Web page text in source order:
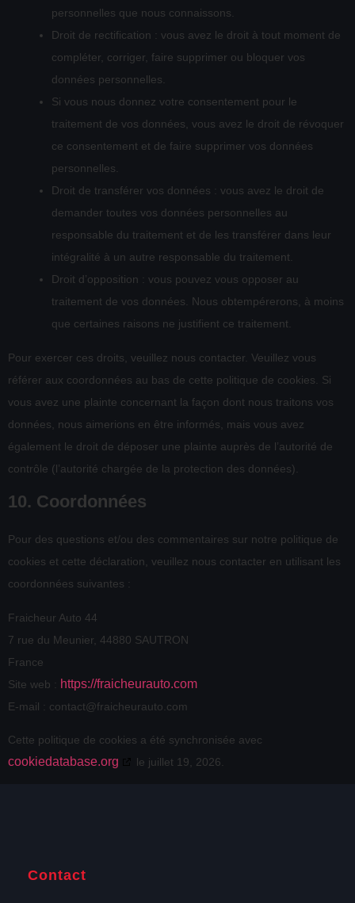
personnelles que nous connaissons.
Droit de rectification : vous avez le droit à tout moment de
compléter, corriger, faire supprimer ou bloquer vos
données personnelles.
Si vous nous donnez votre consentement pour le
traitement de vos données, vous avez le droit de révoquer
ce consentement et de faire supprimer vos données
personnelles.
Droit de transférer vos données : vous avez le droit de
demander toutes vos données personnelles au
responsable du traitement et de les transférer dans leur
intégralité à un autre responsable du traitement.
Droit d’opposition : vous pouvez vous opposer au
traitement de vos données. Nous obtempérerons, à moins
que certaines raisons ne justifient ce traitement.
Pour exercer ces droits, veuillez nous contacter. Veuillez vous
référer aux coordonnées au bas de cette politique de cookies. Si
vous avez une plainte concernant la façon dont nous traitons vos
données, nous aimerions en être informés, mais vous avez
également le droit de déposer une plainte auprès de l’autorité de
contrôle (l’autorité chargée de la protection des données).
10. Coordonnées
Pour des questions et/ou des commentaires sur notre politique de
cookies et cette déclaration, veuillez nous contacter en utilisant les
coordonnées suivantes :
Fraicheur Auto 44
7 rue du Meunier, 44880 SAUTRON
France
Site web : https://fraicheurauto.com
E-mail : contact@fraicheurauto.com
Cette politique de cookies a été synchronisée avec
cookiedatabase.org le juillet 19, 2026.
Contact